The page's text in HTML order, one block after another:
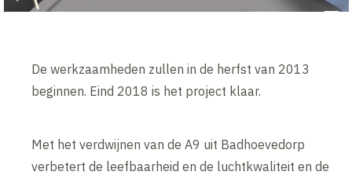
De werkzaamheden zullen in de herfst van 2013
beginnen. Eind 2018 is het project klaar.
Met het verdwijnen van de A9 uit Badhoevedorp
verbetert de leefbaarheid en de luchtkwaliteit en de